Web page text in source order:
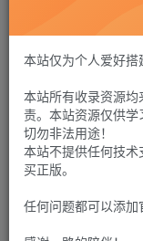
战神传奇88
个人会员G
购买前请先看完新
付费资源
本站仅为个人爱好搭
本站所有收录资源
责。本站资源仅供学
切勿非法用途！
本站不提供任何技
买正版。
任何问题都可以添加